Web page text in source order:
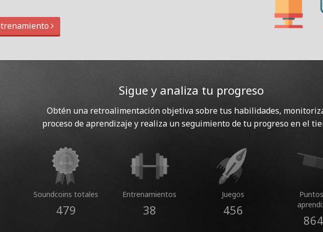
Sigue y analiza tu progreso
Obtén una retroalimentación objetiva sobre tus habilidades,
proceso de aprendizaje y realiza un seguimiento de tu progreso en el
Soundcoins totales
479
Entrenamientos
38
Juegos
456